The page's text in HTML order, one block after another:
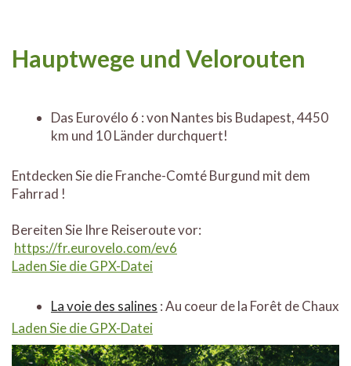
Hauptwege und Velorouten
Das Eurovélo 6 : von Nantes bis Budapest, 4450
km und 10 Länder durchquert!
Entdecken Sie die Franche-Comté Burgund mit dem
Fahrrad !
Bereiten Sie Ihre Reiseroute vor:
https://fr.eurovelo.com/ev6
Laden Sie die GPX-Datei
La voie des salines : Au coeur de la Forêt de Chaux
Laden Sie die GPX-Datei